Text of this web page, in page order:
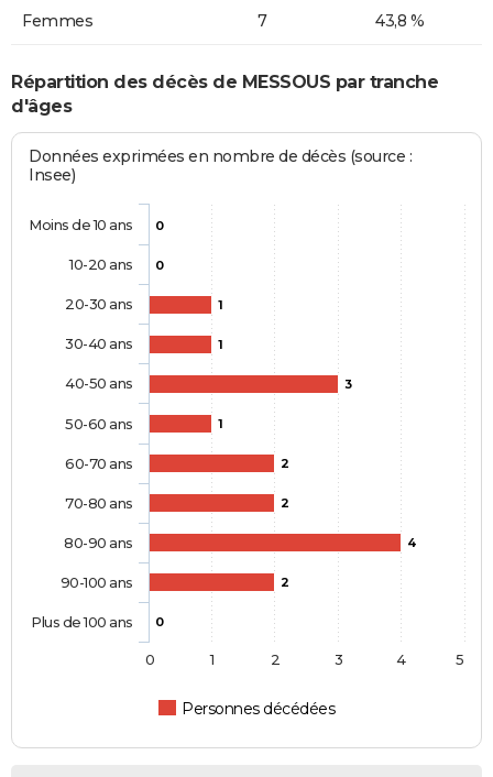
Femmes 7 43,8 %
Répartition des décès de MESSOUS par tranche
d'âges
Données exprimées en nombre de décès (source :
Insee)
0
0
1
1
3
1
2
2
4
2
0
Personnes décédées
Moins de 10 ans
10-20 ans
20-30 ans
30-40 ans
40-50 ans
50-60 ans
60-70 ans
70-80 ans
80-90 ans
90-100 ans
Plus de 100 ans
0 1 2 3 4 5